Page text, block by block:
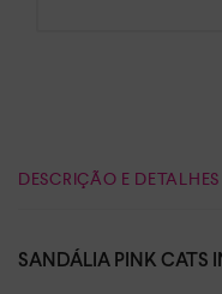
DESCRIÇÃO E DETALHES
SANDÁLIA PINK CATS